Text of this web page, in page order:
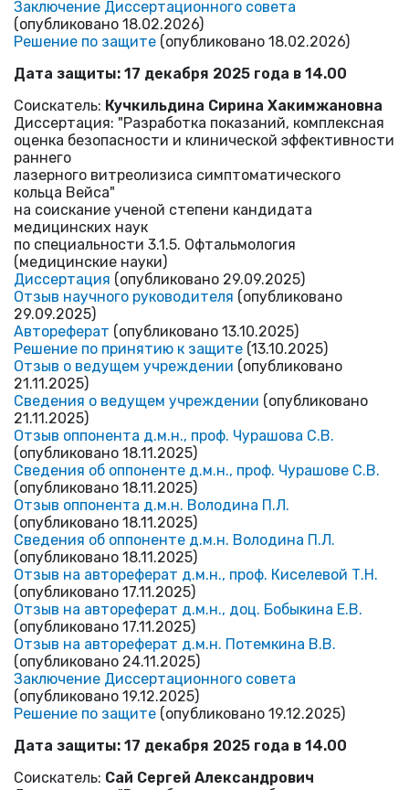
Заключение Диссертационного совета
(опубликовано 18.02.2026)
Решение по защите (опубликовано 18.02.2026)
Дата защиты: 17 декабря 2025 года в 14.00
Соискатель: Кучкильдина Сирина Хакимжановна
Диссертация: "Разработка показаний, комплексная
оценка безопасности и клинической эффективности
раннего
лазерного витреолизиса симптоматического
кольца Вейса"
на соискание ученой степени кандидата
медицинских наук
по специальности 3.1.5. Офтальмология
(медицинские науки)
Диссертация (опубликовано 29.09.2025)
Отзыв научного руководителя (опубликовано
29.09.2025)
Автореферат (опубликовано 13.10.2025)
Решение по принятию к защите (13.10.2025)
Отзыв о ведущем учреждении (опубликовано
21.11.2025)
Сведения о ведущем учреждении (опубликовано
21.11.2025)
Отзыв оппонента д.м.н., проф. Чурашова С.В.
(опубликовано 18.11.2025)
Сведения об оппоненте д.м.н., проф. Чурашове С.В.
(опубликовано 18.11.2025)
Отзыв оппонента д.м.н. Володина П.Л.
(опубликовано 18.11.2025)
Сведения об оппоненте д.м.н. Володина П.Л.
(опубликовано 18.11.2025)
Отзыв на автореферат д.м.н., проф. Киселевой Т.Н.
(опубликовано 17.11.2025)
Отзыв на автореферат д.м.н., доц. Бобыкина Е.В.
(опубликовано 17.11.2025)
Отзыв на автореферат д.м.н. Потемкина В.В.
(опубликовано 24.11.2025)
Заключение Диссертационного совета
(опубликовано 19.12.2025)
Решение по защите (опубликовано 19.12.2025)
Дата защиты: 17 декабря 2025 года в 14.00
Соискатель: Сай Сергей Александрович